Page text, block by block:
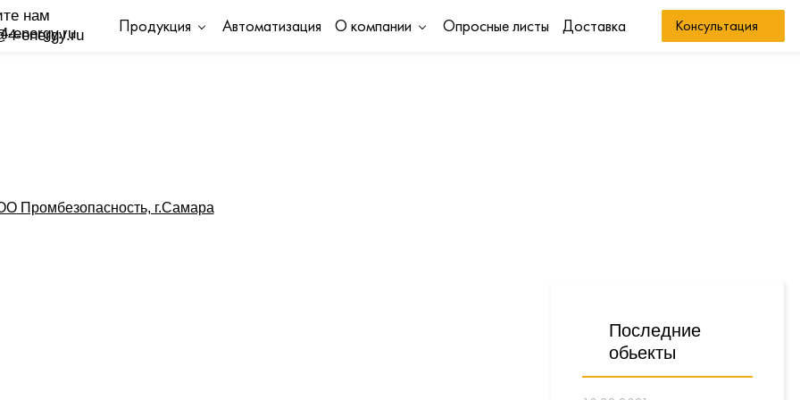
.
нам
energy.ru
Консультация
Продукция Автоматизация О компании Опросные листы Доставка
Промбезопасность, г.Самара
Последние
обьекты